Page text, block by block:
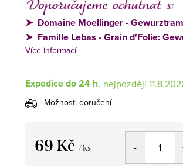
➤ Domaine Moellinger -
➤ Famille Lebas - Grain d'Folie:
Více informací
Expedice do 24 h
Možnosti doručení
69 Kč / ks